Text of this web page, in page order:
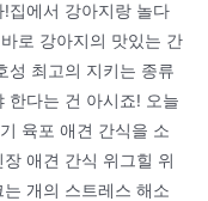
집에서 강아지랑 놀다
로 강아지의 맛있는 간
성 최고의 지키는 종류
한다는 건 아시죠! 오늘
육포 애견 간식을 소
애견 간식 위그힐 위
개의 스트레스 해소